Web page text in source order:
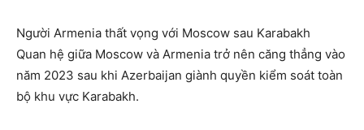
Người Armenia thất vọng với Moscow sau Karabakh
Quan hệ giữa Moscow và Armenia trở nên căng thẳng vào
năm 2023 sau khi Azerbaijan giành quyền kiểm soát toàn
bộ khu vực Karabakh.